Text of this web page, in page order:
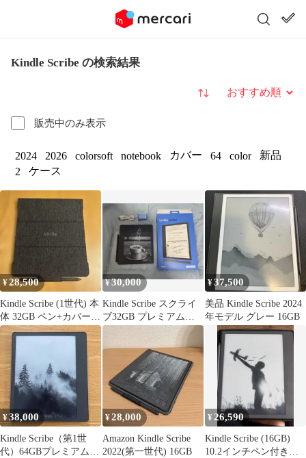
Kindle Scribe の検索結果
販売中のみ表示
並び替え
2024 2026 colorsoft notebook カバー 64 color
新品
2
ケース
¥28,500
Kindle Scribe (1世代) 本
体 32GB ペン+カバー付
き
¥30,000
Kindle Scribe スクライ
ブ32GB プレミアムペ
ン➕クリアケース
¥37,500
美品 Kindle Scribe 2024
年モデル グレー 16GB
¥38,000
Kindle Scribe（第1世
代）64GBプレミアムペ
¥28,000
Amazon Kindle Scribe
2022(第一世代) 16GB
¥ 26,590
Kindle Scribe (16GB)
10.2インチペン付き